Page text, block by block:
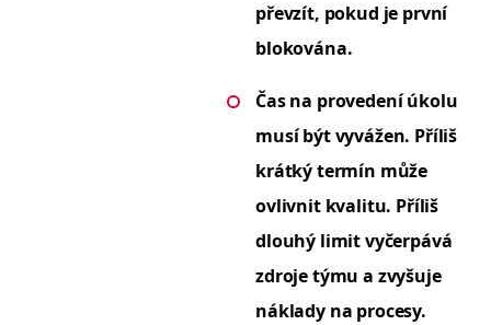
převzít, pokud je první
blokována.
Čas na prove­dení úkolu
musí být vyvážen. Příliš
krátký ter­mín může
ovlivnit kval­i­tu. Příliš
dlouhý lim­it vyčer­pává
zdro­je týmu a zvyšu­je
nák­la­dy na procesy.